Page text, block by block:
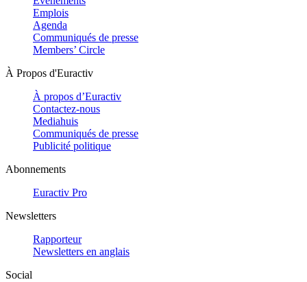
Emplois
Agenda
Communiqués de presse
Members’ Circle
À Propos d'Euractiv
À propos d’Euractiv
Contactez-nous
Mediahuis
Communiqués de presse
Publicité politique
Abonnements
Euractiv Pro
Newsletters
Rapporteur
Newsletters en anglais
Social